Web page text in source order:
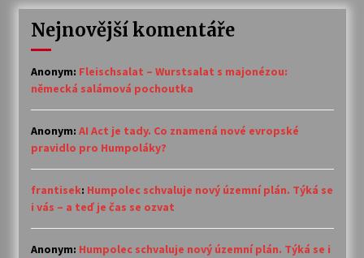
Nejnovější komentáře
Anonym: Fleischsalat – Wurstsalat s majonézou:
německá salámová pochoutka
Anonym: AI Act je tady. Co znamená nové evropské
pravidlo pro Humpoláky?
frantisek: Humpolec schvaluje nový územní plán. Týká se
i vás – a teď je čas se ozvat
Anonym: Humpolec schvaluje nový územní plán. Týká se i